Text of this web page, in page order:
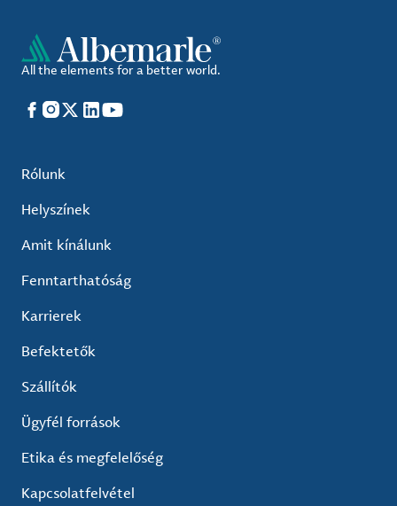
All the elements for a better world.
Facebook
Instagram
X LinkedIn
YouTube
Rólunk
Helyszínek
Amit kínálunk
Fenntarthatóság
Karrierek
Befektetők
Szállítók
Ügyfél források
Etika és megfelelőség
Kapcsolatfelvétel